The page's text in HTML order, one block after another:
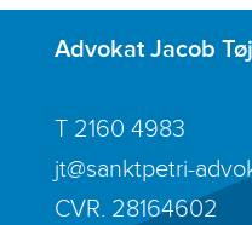
Advokat Jacob
T 2160 4983
jt@sanktpetri-
CVR. 28164602